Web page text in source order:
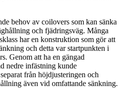
behov av coilovers som kan sänka
och fjädringsväg. Många
har en konstruktion som gör att
och detta var startpunkten i
Genom att ha en gängad
nedre infästning kunde
från höjdjusteringen och
även vid omfattande sänkning.